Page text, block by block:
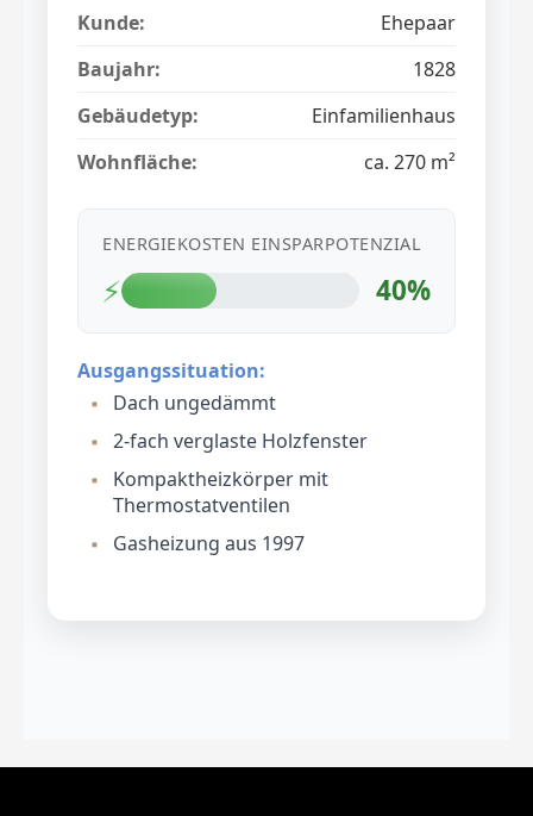
Kunde:
Ehepaar
Baujahr:
1828
Gebäudetyp:
Einfamilienhaus
Wohnfläche:
ca. 270 m²
ENERGIEKOSTEN EINSPARPOTENZIAL
⚡ 40%
Ausgangssituation:
Dach ungedämmt
2-fach verglaste Holzfenster
Kompaktheizkörper mit
Thermostatventilen
Gasheizung aus 1997